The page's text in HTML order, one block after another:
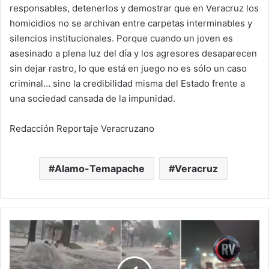
responsables, detenerlos y demostrar que en Veracruz los
homicidios no se archivan entre carpetas interminables y
silencios institucionales. Porque cuando un joven es
asesinado a plena luz del día y los agresores desaparecen
sin dejar rastro, lo que está en juego no es sólo un caso
criminal… sino la credibilidad misma del Estado frente a
una sociedad cansada de la impunidad.
Redacción Reportaje Veracruzano
Alamo-Temapache Veracruz
ORIZABA
SE
AHOGA
ENTRE